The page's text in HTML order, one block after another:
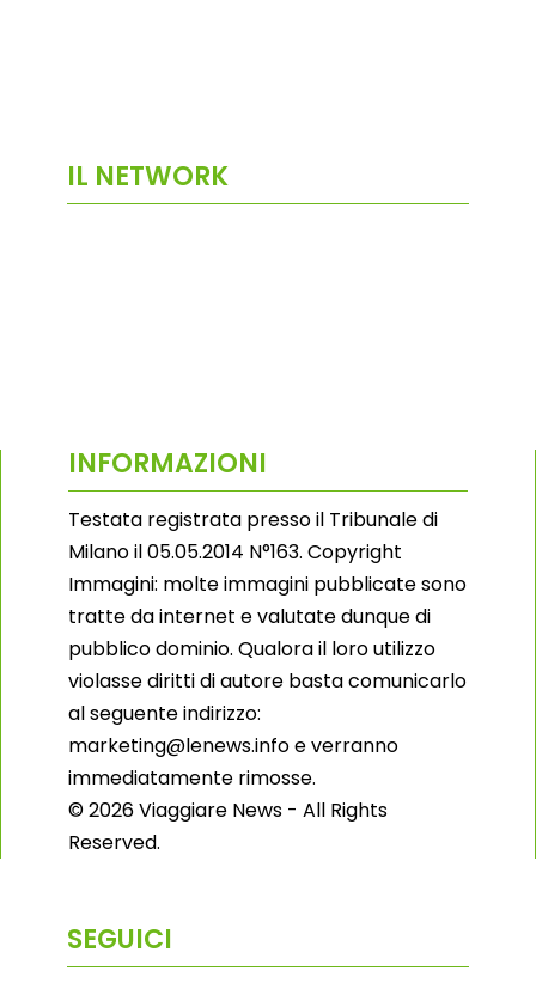
IL NETWORK
INFORMAZIONI
Testata registrata presso il Tribunale di
Milano il 05.05.2014 N°163. Copyright
Immagini: molte immagini pubblicate sono
tratte da internet e valutate dunque di
pubblico dominio. Qualora il loro utilizzo
violasse diritti di autore basta comunicarlo
al seguente indirizzo:
marketing@lenews.info e verranno
immediatamente rimosse.
© 2026 Viaggiare News - All Rights
Reserved.
SEGUICI